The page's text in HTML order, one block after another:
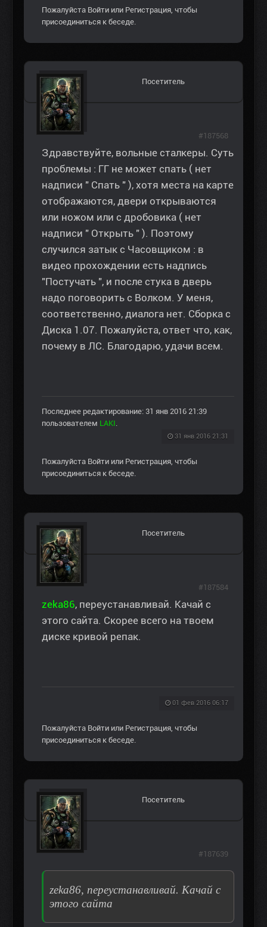
Пожалуйста Войти или Регистрация, чтобы
присоединиться к беседе.
Посетитель
Здравствуйте, вольные сталкеры. Суть
проблемы : ГГ не может спать ( нет
надписи " Спать " ), хотя места на карте
отображаются, двери открываются
или ножом или с дробовика ( нет
надписи " Открыть " ). Поэтому
случился затык с Часовщиком : в
видео прохождении есть надпись
"Постучать ", и после стука в дверь
надо поговорить с Волком. У меня,
соответственно, диалога нет. Сборка с
Диска 1.07. Пожалуйста, ответ что, как,
почему в ЛС. Благодарю, удачи всем.
Последнее редактирование: 31 янв 2016 21:39
пользователем LAKI.
31 янв 2016 21:31
#187568
Пожалуйста Войти или Регистрация, чтобы
присоединиться к беседе.
Посетитель
zeka86, переустанавливай. Качай с
этого сайта. Скорее всего на твоем
диске кривой репак.
01 фев 2016 06:17
#187584
Пожалуйста Войти или Регистрация, чтобы
присоединиться к беседе.
Посетитель
zeka86, переустанавливай. Качай с
этого сайта
#187639